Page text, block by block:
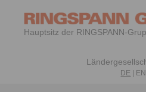
Hauptsitz der RINGSPANN-
DE EN